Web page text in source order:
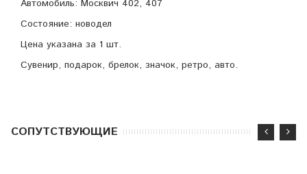
Автомобиль: Москвич 402, 407
Состояние: новодел
Цена указана за 1 шт.
Сувенир, подарок, брелок, значок, ретро, авто.
CОПУТСТВУЮЩИЕ